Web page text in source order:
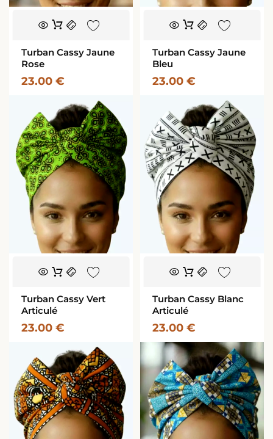
Turban Cassy Jaune
Rose
23.00 €
Turban Cassy Jaune
Bleu
23.00 €
Turban Cassy Vert
Articulé
23.00 €
Turban Cassy Blanc
Articulé
23.00 €